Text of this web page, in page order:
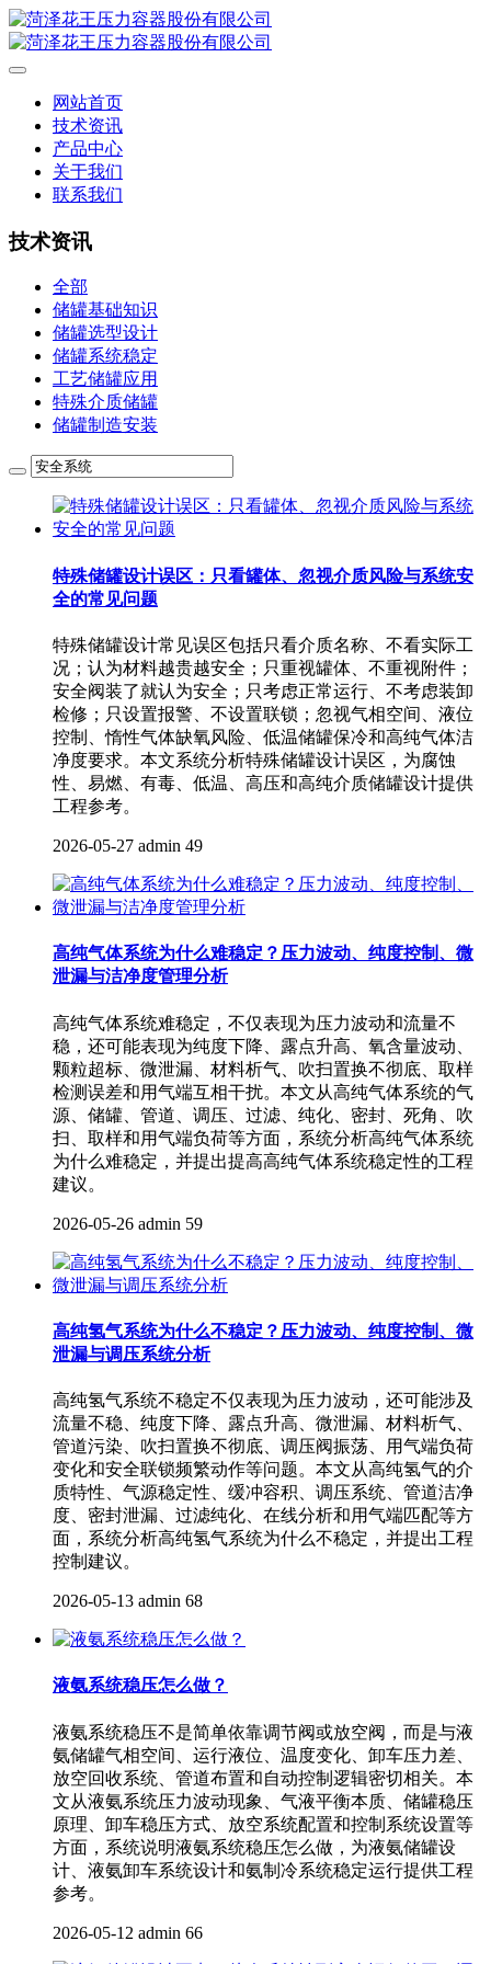
网站首页
技术资讯
产品中心
关于我们
联系我们
技术资讯
全部
储罐基础知识
储罐选型设计
储罐系统稳定
工艺储罐应用
特殊介质储罐
储罐制造安装
特殊储罐设计误区：只看罐体、忽视介质风险与系统安
全的常见问题
特殊储罐设计常见误区包括只看介质名称、不看实际工
况；认为材料越贵越安全；只重视罐体、不重视附件；
安全阀装了就认为安全；只考虑正常运行、不考虑装卸
检修；只设置报警、不设置联锁；忽视气相空间、液位
控制、惰性气体缺氧风险、低温储罐保冷和高纯气体洁
净度要求。本文系统分析特殊储罐设计误区，为腐蚀
性、易燃、有毒、低温、高压和高纯介质储罐设计提供
工程参考。
2026-05-27 admin 49
高纯气体系统为什么难稳定？压力波动、纯度控制、微
泄漏与洁净度管理分析
高纯气体系统难稳定，不仅表现为压力波动和流量不
稳，还可能表现为纯度下降、露点升高、氧含量波动、
颗粒超标、微泄漏、材料析气、吹扫置换不彻底、取样
检测误差和用气端互相干扰。本文从高纯气体系统的气
源、储罐、管道、调压、过滤、纯化、密封、死角、吹
扫、取样和用气端负荷等方面，系统分析高纯气体系统
为什么难稳定，并提出提高高纯气体系统稳定性的工程
建议。
2026-05-26 admin 59
高纯氢气系统为什么不稳定？压力波动、纯度控制、微
泄漏与调压系统分析
高纯氢气系统不稳定不仅表现为压力波动，还可能涉及
流量不稳、纯度下降、露点升高、微泄漏、材料析气、
管道污染、吹扫置换不彻底、调压阀振荡、用气端负荷
变化和安全联锁频繁动作等问题。本文从高纯氢气的介
质特性、气源稳定性、缓冲容积、调压系统、管道洁净
度、密封泄漏、过滤纯化、在线分析和用气端匹配等方
面，系统分析高纯氢气系统为什么不稳定，并提出工程
控制建议。
2026-05-13 admin 68
液氨系统稳压怎么做？
液氨系统稳压不是简单依靠调节阀或放空阀，而是与液
氨储罐气相空间、运行液位、温度变化、卸车压力差、
放空回收系统、管道布置和自动控制逻辑密切相关。本
文从液氨系统压力波动现象、气液平衡本质、储罐稳压
原理、卸车稳压方式、放空系统配置和控制系统设置等
方面，系统说明液氨系统稳压怎么做，为液氨储罐设
计、液氨卸车系统设计和氨制冷系统稳定运行提供工程
参考。
2026-05-12 admin 66